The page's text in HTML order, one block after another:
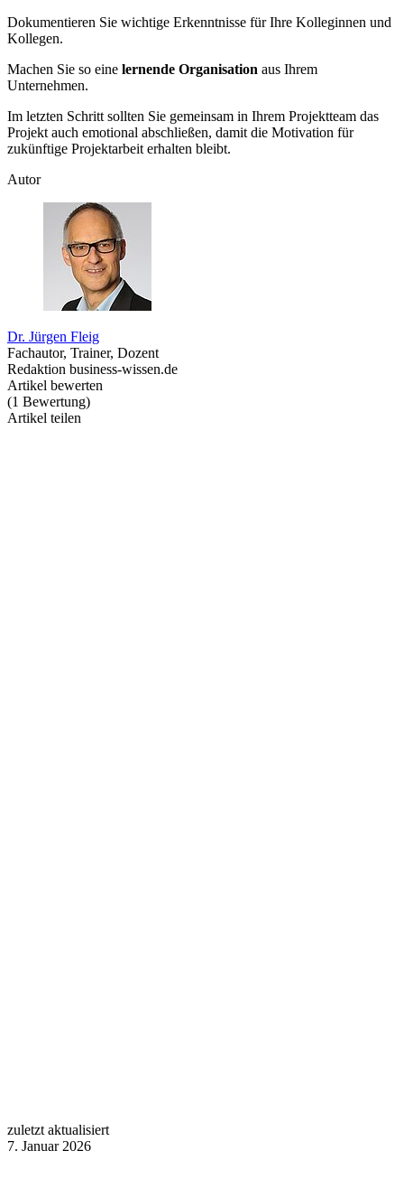
Dokumentieren Sie wichtige Erkenntnisse für Ihre Kolleginnen und
Kollegen.
Machen Sie so eine lernende Organisation aus Ihrem
Unternehmen.
Im letzten Schritt sollten Sie gemeinsam in Ihrem Projektteam das
Projekt auch emotional abschließen, damit die Motivation für
zukünftige Projektarbeit erhalten bleibt.
Autor
Dr. Jürgen Fleig
Fachautor, Trainer, Dozent
Redaktion business-wissen.de
Artikel bewerten
(1 Bewertung)
Artikel teilen
zuletzt aktualisiert
7. Januar 2026